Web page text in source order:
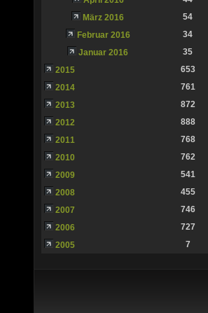
März 2016
54
Februar 2016
34
Januar 2016
35
2015
653
2014
761
2013
872
2012
888
2011
768
2010
762
2009
541
2008
455
2007
746
2006
727
2005
7